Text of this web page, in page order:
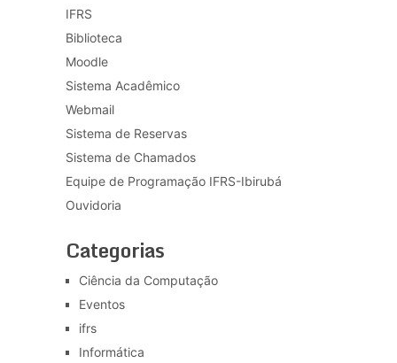
IFRS
Biblioteca
Moodle
Sistema Acadêmico
Webmail
Sistema de Reservas
Sistema de Chamados
Equipe de Programação IFRS-Ibirubá
Ouvidoria
Categorias
Ciência da Computação
Eventos
ifrs
Informática